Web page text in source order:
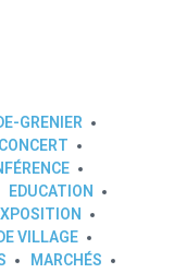
GRENIER
CONCERT
EDUCATION
VILLAGE
MARCHÉS